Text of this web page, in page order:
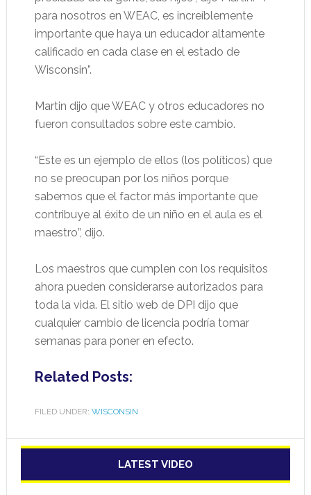
para nosotros en WEAC, es increíblemente
importante que haya un educador altamente
calificado en cada clase en el estado de
Wisconsin”.
Martin dijo que WEAC y otros educadores no
fueron consultados sobre este cambio.
“Este es un ejemplo de ellos (los políticos) que
no se preocupan por los niños porque
sabemos que el factor más importante que
contribuye al éxito de un niño en el aula es el
maestro”, dijo.
Los maestros que cumplen con los requisitos
ahora pueden considerarse autorizados para
toda la vida. El sitio web de DPI dijo que
cualquier cambio de licencia podría tomar
semanas para poner en efecto.
Related Posts:
FILED UNDER: WISCONSIN
LATEST VIDEO